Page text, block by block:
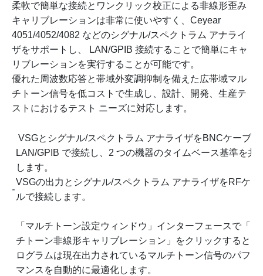
柔軟で簡単な接続とワンクリック校正による非線形歪み
キャリブレーションは非常に使いやすく、Ceyear
4051/4052/4082 などのシグナル/スペクトラム アナライ
ザをサポートし、 LAN/GPIB 接続することで簡単にキャ
リブレーションを実行することが可能です。
優れた周波数応答と帯域外変調抑制を備えた広帯域マル
チトーン信号を低コストで生成し、設計、開発、生産テ
ストにおけるテスト ニーズに対応します。
VSGとシグナル/スペクトラム アナライザをBNCケーブル
LAN/GPIB で接続し、2 つの機器のタイムベース基準を共
します。
VSGの出力とシグナル/スペクトラム アナライザをRFケー
ルで接続します。
「マルチトーン設定ウィンドウ」インターフェースで「マ
チトーン非線形キャリブレーション」をクリックすると、
ログラムは現在出力されているマルチトーン信号のパフォ
マンスを自動的に最適化します。